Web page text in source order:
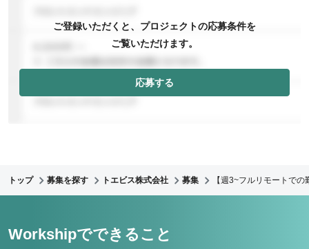
ご登録いただくと、プロジェクトの応募条件を
ご覧いただけます。
応募する
トップ 募集を探す トエビス株式会社 募集 【週3~フルリモートで
Workshipでできること